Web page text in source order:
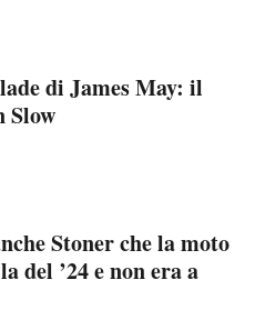
di James May: il
Slow
Stoner che la moto
del ’24 e non era a